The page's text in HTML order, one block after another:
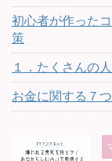
初心者が作った
策
１．たくさんの
お金に関する７